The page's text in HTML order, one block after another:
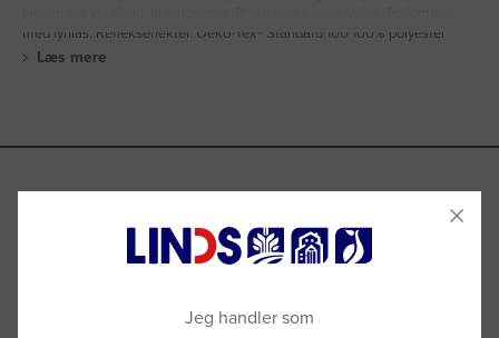
med lynlås. Reflekseffekter. Oeko-Tex® Standard 100 100% polyester
Læs mere
Se hvad vores kunder siger
Jeg handler som